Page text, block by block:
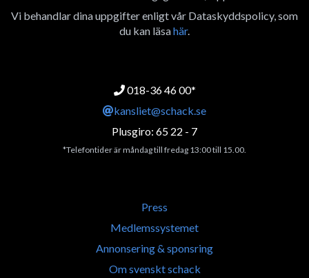
Vi behandlar dina uppgifter enligt vår Dataskyddspolicy, som
du kan läsahär.
018-36 46 00*
kansliet@schack.se
Plusgiro: 65 22 - 7
*Telefontider är måndag till fredag 13:00 till 15.00.
Press
Medlemssystemet
Annonsering & sponsring
Om svenskt schack